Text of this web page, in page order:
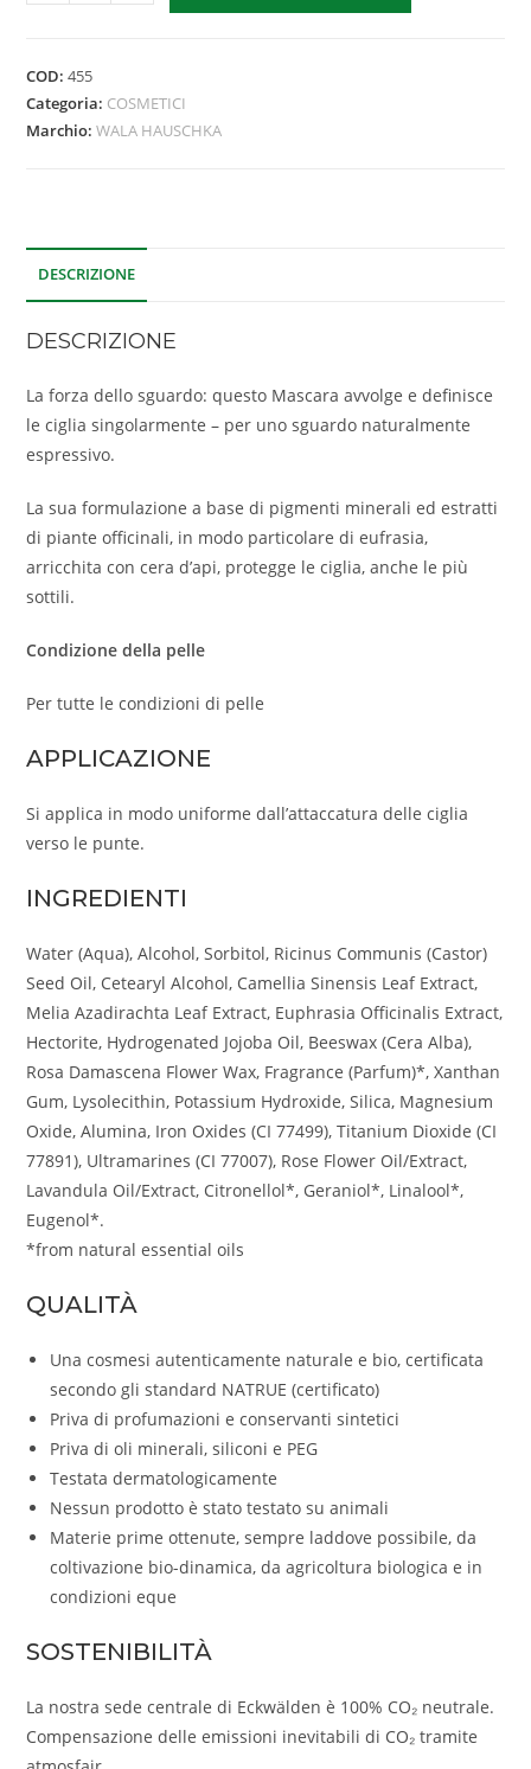
COD:455
Categoria: COSMETICI
Marchio:WALA HAUSCHKA
DESCRIZIONE
DESCRIZIONE
La forza dello sguardo: questo Mascara avvolge e definisce
le ciglia singolarmente – per uno sguardo naturalmente
espressivo.
La sua formulazione a base di pigmenti minerali ed estratti
di piante officinali, in modo particolare di eufrasia,
arricchita con cera d’api, protegge le ciglia, anche le più
sottili.
Condizione della pelle
Per tutte le condizioni di pelle
APPLICAZIONE
Si applica in modo uniforme dall’attaccatura delle ciglia
verso le punte.
INGREDIENTI
Water (Aqua), Alcohol, Sorbitol, Ricinus Communis (Castor)
Seed Oil, Cetearyl Alcohol, Camellia Sinensis Leaf Extract,
Melia Azadirachta Leaf Extract, Euphrasia Officinalis Extract,
Hectorite, Hydrogenated Jojoba Oil, Beeswax (Cera Alba),
Rosa Damascena Flower Wax, Fragrance (Parfum)*, Xanthan
Gum, Lysolecithin, Potassium Hydroxide, Silica, Magnesium
Oxide, Alumina, Iron Oxides (CI 77499), Titanium Dioxide (CI
77891), Ultramarines (CI 77007), Rose Flower Oil/Extract,
Lavandula Oil/Extract, Citronellol*, Geraniol*, Linalool*,
Eugenol*.
*from natural essential oils
QUALITÀ
Una cosmesi autenticamente naturale e bio, certificata
secondo gli standard NATRUE (certificato)
Priva di profumazioni e conservanti sintetici
Priva di oli minerali, siliconi e PEG
Testata dermatologicamente
Nessun prodotto è stato testato su animali
Materie prime ottenute, sempre laddove possibile, da
coltivazione bio-dinamica, da agricoltura biologica e in
condizioni eque
SOSTENIBILITÀ
La nostra sede centrale di Eckwälden è 100% CO₂ neutrale.
Compensazione delle emissioni inevitabili di CO₂ tramite